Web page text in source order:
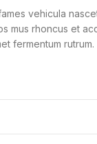
vehicula
mus rhoncus et
fermentum rutrum.